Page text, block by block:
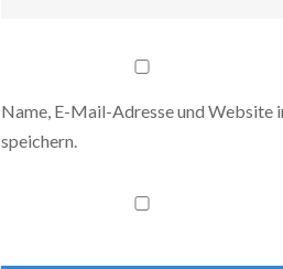
Name, E-Mail-Adresse und Website
speichern.